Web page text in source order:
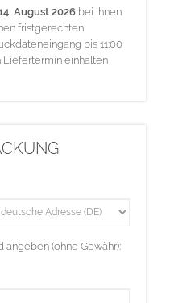
August 2026 bei Ihnen
fristgerechten
bis 11:00
Liefertermin einhalten
(ohne Gewähr):